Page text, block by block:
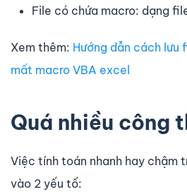
File có chứa macro: dạng
Xem thêm: Hướng dẫn cách lưu
mất macro VBA excel
Quá nhiều công
Việc tính toán nhanh hay chậm
vào 2 yếu tố: